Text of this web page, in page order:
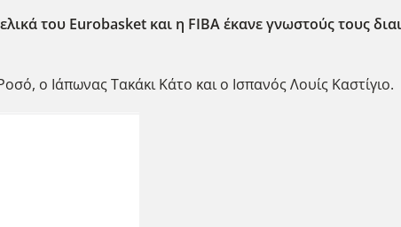
του Eurobasket και η FIBAέκανε γνωστούς τους
ο Ιάπωνας Τακάκι Κάτο και ο Ισπανός Λουίς Καστίγιο.